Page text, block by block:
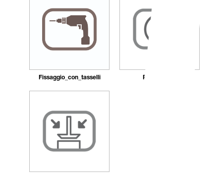
Fissaggio_con_tasselli Ricaricabile